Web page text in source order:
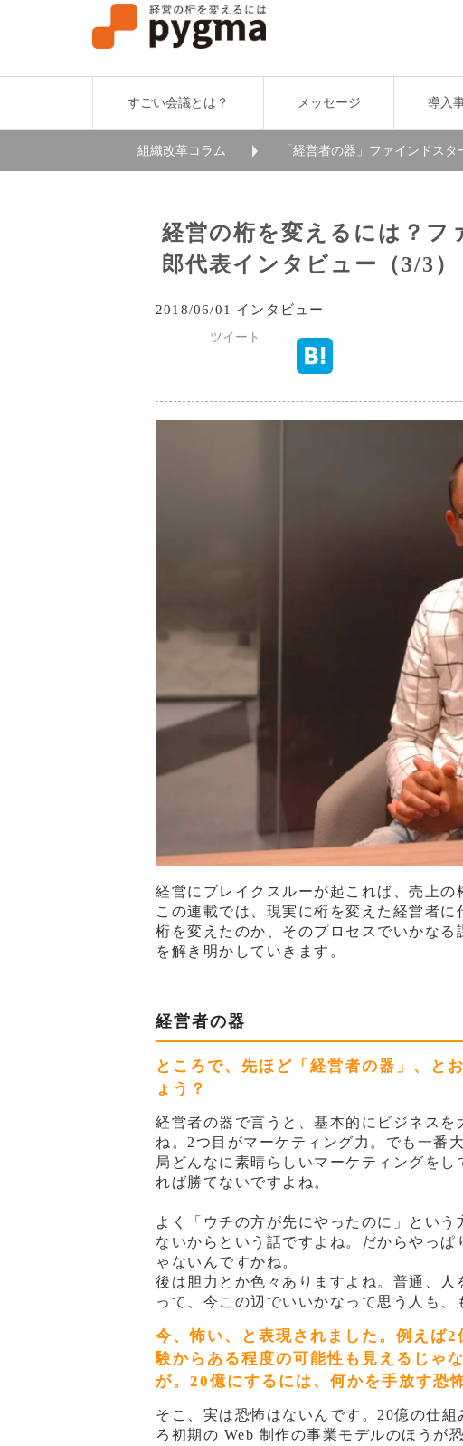
すごい会議とは？ メッセージ 導入
組織改革コラム 「経営者の器」ファインドス
経営の桁を変えるには？フ
郎代表インタビュー（3/3）
2018/06/01 インタビュー
ツイート
経営にブレイクスルーが起これば、売上の
この連載では、現実に桁を変えた経営者
桁を変えたのか、そのプロセスでいかな
を解き明かしていきます。
経営者の器
ところで、先ほど「経営者の器」、と
ょう？
経営者の器で言うと、基本的にビジネス
ね。2つ目がマーケティング力。でも一番
局どんなに素晴らしいマーケティングを
れば勝てないですよね。
よく「ウチの方が先にやったのに」とい
ないからという話ですよね。だからやっ
ゃないんですかね。
後は胆力とか色々ありますよね。普通、
って、今この辺でいいかなって思う人も、
今、怖い、と表現されました。例えば
験からある程度の可能性も見えるじゃ
が。20億にするには、何かを手放す恐
そこ、実は恐怖はないんです。20億の仕
ろ初期の Web 制作の事業モデルのほうが